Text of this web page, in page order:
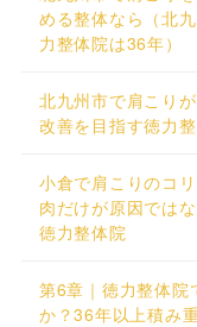
める整体なら（北
力整体院は36年）
北九州市で肩こり
改善を目指す徳力
小倉で肩こりのコ
肉だけが原因では
徳力整体院
第6章｜徳力整体院
か？36年以上積み